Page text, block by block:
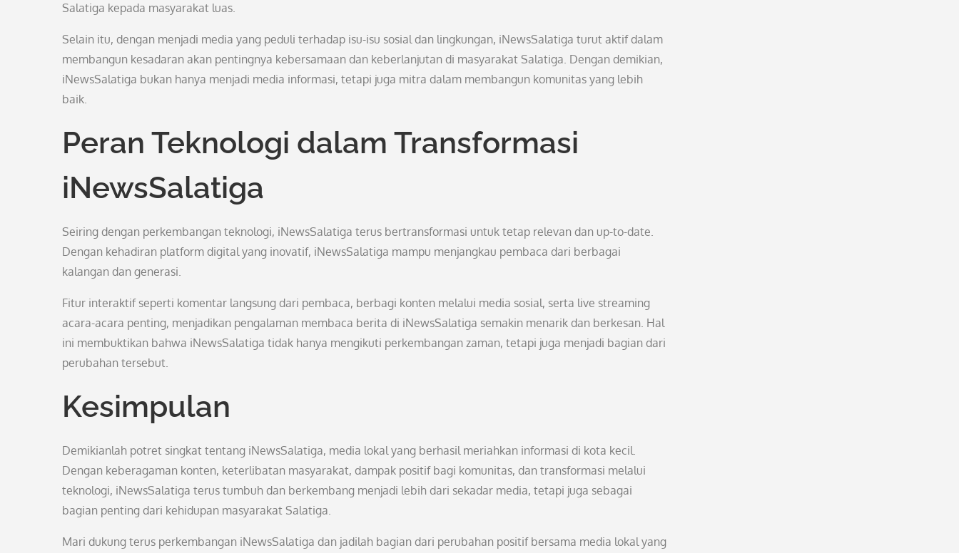
Salatiga kepada masyarakat luas.
Selain itu, dengan menjadi media yang peduli terhadap isu-isu sosial dan lingkungan, iNewsSalatiga turut aktif dalam
membangun kesadaran akan pentingnya kebersamaan dan keberlanjutan di masyarakat Salatiga. Dengan demikian,
iNewsSalatiga bukan hanya menjadi media informasi, tetapi juga mitra dalam membangun komunitas yang lebih
baik.
Peran Teknologi dalam Transformasi
iNewsSalatiga
Seiring dengan perkembangan teknologi, iNewsSalatiga terus bertransformasi untuk tetap relevan dan up-to-date.
Dengan kehadiran platform digital yang inovatif, iNewsSalatiga mampu menjangkau pembaca dari berbagai
kalangan dan generasi.
Fitur interaktif seperti komentar langsung dari pembaca, berbagi konten melalui media sosial, serta live streaming
acara-acara penting, menjadikan pengalaman membaca berita di iNewsSalatiga semakin menarik dan berkesan. Hal
ini membuktikan bahwa iNewsSalatiga tidak hanya mengikuti perkembangan zaman, tetapi juga menjadi bagian dari
perubahan tersebut.
Kesimpulan
Demikianlah potret singkat tentang iNewsSalatiga, media lokal yang berhasil meriahkan informasi di kota kecil.
Dengan keberagaman konten, keterlibatan masyarakat, dampak positif bagi komunitas, dan transformasi melalui
teknologi, iNewsSalatiga terus tumbuh dan berkembang menjadi lebih dari sekadar media, tetapi juga sebagai
bagian penting dari kehidupan masyarakat Salatiga.
Mari dukung terus perkembangan iNewsSalatiga dan jadilah bagian dari perubahan positif bersama media lokal yang